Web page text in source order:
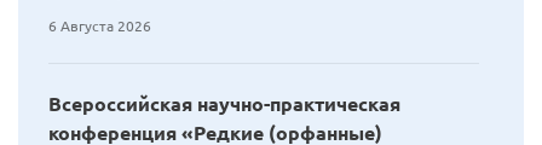
6 Августа 2026
Всероссийская научно-практическая
конференция «Редкие (орфанные)